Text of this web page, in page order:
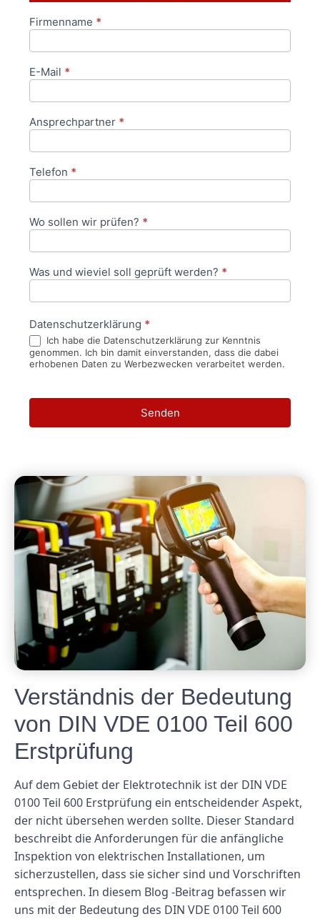
Anfrageformular
Firmenname *
E-Mail *
Ansprechpartner *
Telefon *
Wo sollen wir prüfen? *
Was und wieviel soll geprüft werden? *
Datenschutzerklärung *
Ich habe die Datenschutzerklärung zur Kenntnis
genommen. Ich bin damit einverstanden, dass die dabei
erhobenen Daten zu Werbezwecken verarbeitet werden.
Senden
Verständnis der Bedeutung
von DIN VDE 0100 Teil 600
Erstprüfung
Auf dem Gebiet der Elektrotechnik ist der DIN VDE
0100 Teil 600 Erstprüfung ein entscheidender Aspekt,
der nicht übersehen werden sollte. Dieser Standard
beschreibt die Anforderungen für die anfängliche
Inspektion von elektrischen Installationen, um
sicherzustellen, dass sie sicher sind und Vorschriften
entsprechen. In diesem Blog -Beitrag befassen wir
uns mit der Bedeutung des DIN VDE 0100 Teil 600